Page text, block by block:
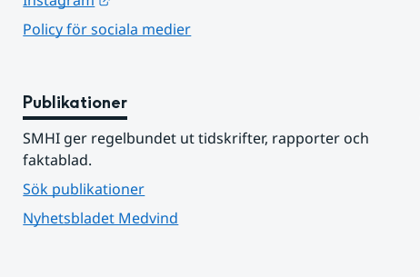
Policy för sociala medier
Publikationer
SMHI ger regelbundet ut tidskrifter, rapporter och
faktablad.
Sök publikationer
Nyhetsbladet Medvind